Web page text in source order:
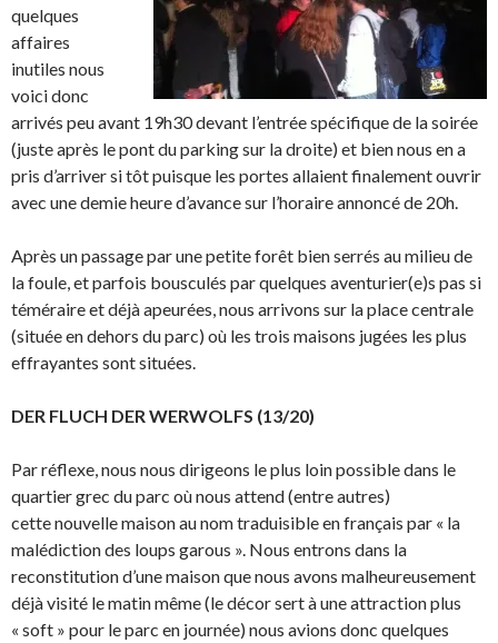
quelques
affaires
inutiles nous
voici donc
arrivés peu avant 19h30 devant l’entrée spécifique de la soirée
(juste après le pont du parking sur la droite) et bien nous en a
pris d’arriver si tôt puisque les portes allaient finalement ouvrir
avec une demie heure d’avance sur l’horaire annoncé de 20h.
Après un passage par une petite forêt bien serrés au milieu de
la foule, et parfois bousculés par quelques aventurier(e)s pas si
téméraire et déjà apeurées, nous arrivons sur la place centrale
(située en dehors du parc) où les trois maisons jugées les plus
effrayantes sont situées.
DER FLUCH DER WERWOLFS (13/20)
Par réflexe, nous nous dirigeons le plus loin possible dans le
quartier grec du parc où nous attend (entre autres)
cette nouvelle maison au nom traduisible en français par « la
malédiction des loups garous ». Nous entrons dans la
reconstitution d’une maison que nous avons malheureusement
déjà visité le matin même (le décor sert à une attraction plus
« soft » pour le parc en journée) nous avions donc quelques